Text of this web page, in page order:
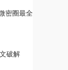
密圈最全
破解